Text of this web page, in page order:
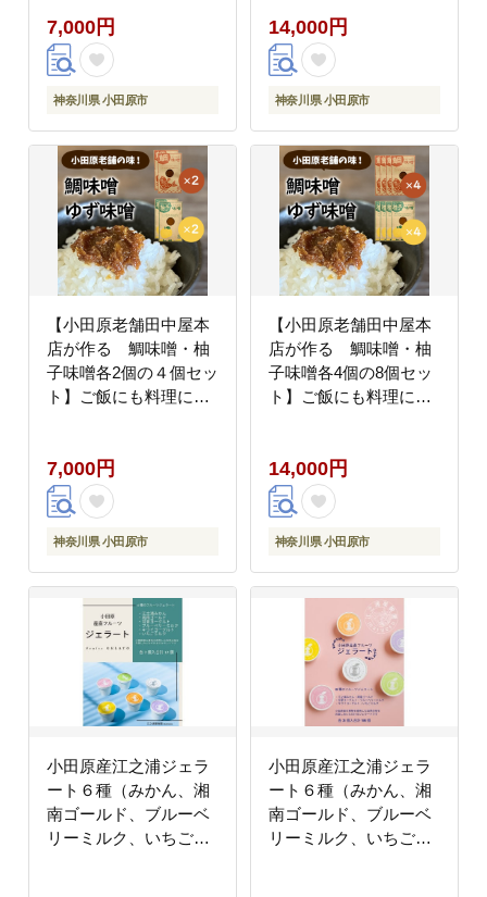
田原市 】
7,000円
神奈川県 小田原市
田原市 】
14,000円
神奈川県 小田原市
【小田原老舗田中屋本
店が作る 鯛味噌・柚
子味噌各2個の４個セッ
ト】ご飯にも料理にも
【 味噌 みそ 神奈川県
小田原市 】
7,000円
神奈川県 小田原市
【小田原老舗田中屋本
店が作る 鯛味噌・柚
子味噌各4個の8個セッ
ト】ご飯にも料理にも
ト。【 味噌 みそ 神奈
川県 小田原市 】
14,000円
神奈川県 小田原市
小田原産江之浦ジェラ
ート６種（みかん、湘
南ゴールド、ブルーベ
リーミルク、いちごミ
小田原産江之浦ジェラ
ート６種（みかん、湘
南ゴールド、ブルーベ
リーミルク、いちごミ